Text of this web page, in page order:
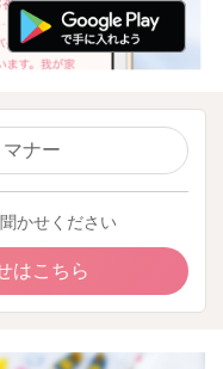
ナー
かせください
はこちら